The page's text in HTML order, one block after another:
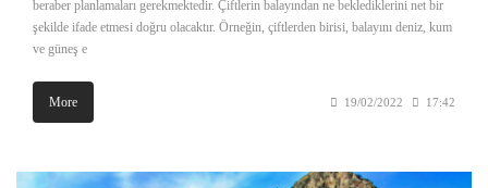
beraber planlamaları gerekmektedir. Çiftlerin balayından ne beklediklerini net bir
şekilde ifade etmesi doğru olacaktır. Örneğin, çiftlerden birisi, balayını deniz, kum
ve güneş e
More 19/02/2022 17:42